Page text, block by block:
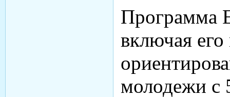
Программа
включая
молодежи с